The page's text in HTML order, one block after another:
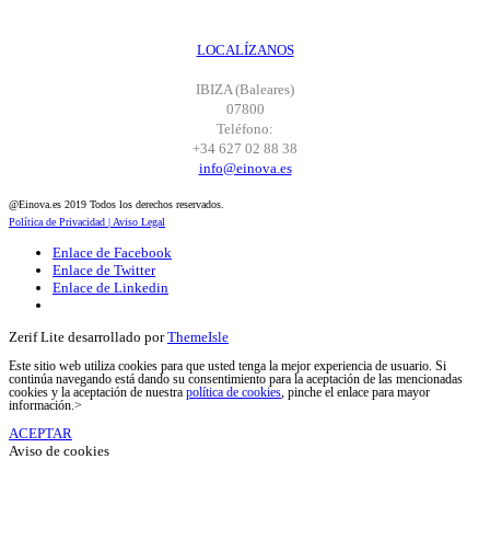
LOCALÍZANOS
IBIZA (Baleares)
07800
Teléfono:
+34 627 02 88 38
info@einova.es
@Einova.es 2019 Todos los derechos reservados.
Política de Privacidad | Aviso Legal
Enlace de Facebook
Enlace de Twitter
Enlace de Linkedin
Zerif Lite desarrollado porThemeIsle
Este sitio web utiliza cookies para que usted tenga la mejor experiencia de usuario. Si
continúa navegando está dando su consentimiento para la aceptación de las mencionadas
cookies y la aceptación de nuestra política de cookies , pinche el enlace para mayor
información.>
ACEPTAR
Aviso de cookies